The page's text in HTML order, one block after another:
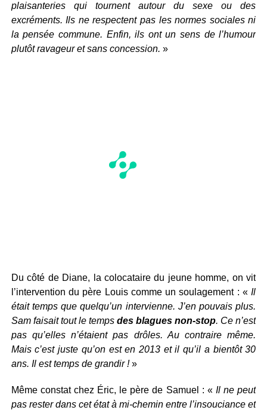
plaisanteries qui tournent autour du sexe ou des
excréments. Ils ne respectent pas les normes sociales ni
la pensée commune. Enfin, ils ont un sens de l’humour
plutôt ravageur et sans concession. »
Du côté de Diane, la colocataire du jeune homme, on vit
l’intervention du père Louis comme un soulagement : « Il
était temps que quelqu’un intervienne. J’en pouvais plus.
Sam faisait tout le tempsdes blagues non-stop. Ce n’est
pas qu’elles n’étaient pas drôles. Au contraire même.
Mais c’est juste qu’on est en 2013 et il qu’il a bientôt 30
ans. Il est temps de grandir !»
Même constat chez Éric, le père de Samuel : «Il ne peut
pas rester dans cet état à mi-chemin entre l’insouciance et